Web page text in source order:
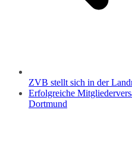
ZVB stellt sich in der
Erfolgreiche
Dortmund